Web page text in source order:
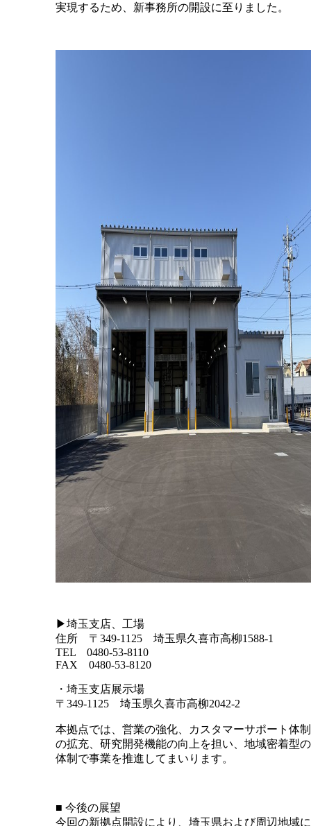
実現するため、新事務所の開設に至りました。
▶埼玉支店、工場
住所 〒349-1125 埼玉県久喜市高柳1588-1
TEL 0480-53-8110
FAX 0480-53-8120
・埼玉支店展示場
〒349-1125 埼玉県久喜市高柳2042-2
本拠点では、営業の強化、カスタマーサポート体制
の拡充、研究開発機能の向上を担い、地域密着型の
体制で事業を推進してまいります。
■ 今後の展望
今回の新拠点開設により、埼玉県および周辺地域に